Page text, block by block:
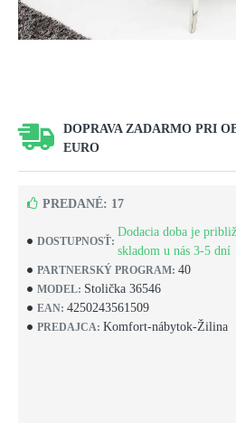
DOPRAVA ZADARMO PRI
EURO
DOSTUPNOSŤ:
Dodacia doba je
skladom u nás 3-5 dní
PARTNERSKÝ PROGRAM: 40
MODEL: Stolička 36546
EAN: 4250243561509
PREDAJCA: Komfort-nábytok-Žilina
PREDANÉ: 17